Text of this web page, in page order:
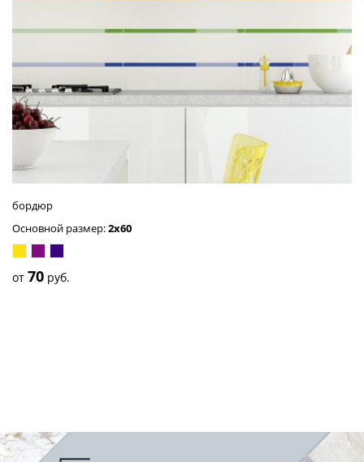
бордюр
Основной размер:2x60
жёлтыйпурпурный
синий
от 70 руб.